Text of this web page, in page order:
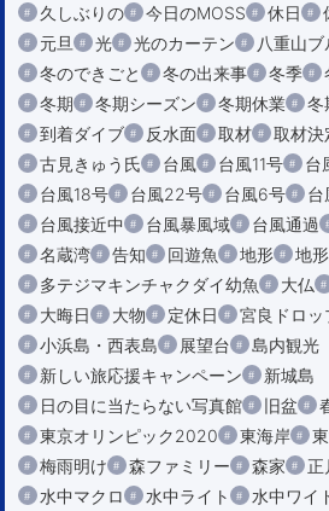
久しぶりの
今日のMOSS 休日
元旦
光 光のカーテン 八重山ブ
冬のできごと
冬の出来事 冬季
冬期
冬期シーズン 冬期休業 冬
到着ダイブ
反水面 取材 取材決
古見きゅう氏
台風 台風11号 台
台風18号
台風22号 台風6号 台
台風接近中
台風暴風域 台風通過
名蔵湾
告知 回遊魚 地形 地
多テジマキンチャクダイ幼魚
大仏
大晦日
大物 定休日 宮良ドロッ
小浜島・西表島
展望台
島内観光
新しい旅応援キャンペーン
新城島
日の目に当たらない写真館
旧盆
東京オリンピック2020
東海岸
梅雨明け
森ファミリー 森家 正
水中マクロ
水中ライト 水中ワイ